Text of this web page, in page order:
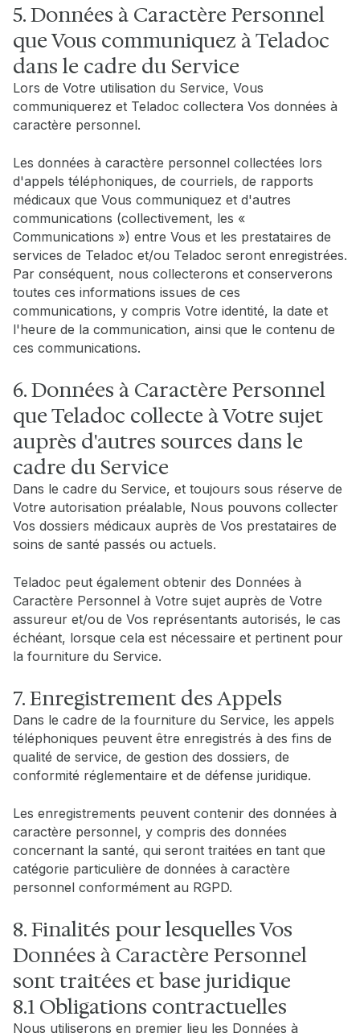
5. Données à Caractère Personnel
que Vous communiquez à Teladoc
dans le cadre du Service
Lors de Votre utilisation du Service, Vous
communiquerez et Teladoc collectera Vos données à
caractère personnel.
Les données à caractère personnel collectées lors
d'appels téléphoniques, de courriels, de rapports
médicaux que Vous communiquez et d'autres
communications (collectivement, les «
Communications ») entre Vous et les prestataires de
services de Teladoc et/ou Teladoc seront enregistrées.
Par conséquent, nous collecterons et conserverons
toutes ces informations issues de ces
communications, y compris Votre identité, la date et
l'heure de la communication, ainsi que le contenu de
ces communications.
6. Données à Caractère Personnel
que Teladoc collecte à Votre sujet
auprès d'autres sources dans le
cadre du Service
Dans le cadre du Service, et toujours sous réserve de
Votre autorisation préalable, Nous pouvons collecter
Vos dossiers médicaux auprès de Vos prestataires de
soins de santé passés ou actuels.
Teladoc peut également obtenir des Données à
Caractère Personnel à Votre sujet auprès de Votre
assureur et/ou de Vos représentants autorisés, le cas
échéant, lorsque cela est nécessaire et pertinent pour
la fourniture du Service.
7. Enregistrement des Appels
Dans le cadre de la fourniture du Service, les appels
téléphoniques peuvent être enregistrés à des fins de
qualité de service, de gestion des dossiers, de
conformité réglementaire et de défense juridique.
Les enregistrements peuvent contenir des données à
caractère personnel, y compris des données
concernant la santé, qui seront traitées en tant que
catégorie particulière de données à caractère
personnel conformément au RGPD.
8. Finalités pour lesquelles Vos
Données à Caractère Personnel
sont traitées et base juridique
8.1 Obligations contractuelles
Nous utiliserons en premier lieu les Données à